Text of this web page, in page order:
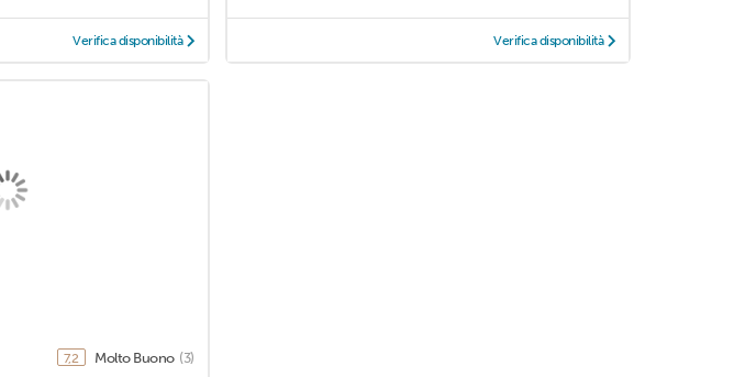
Verifica disponibilità Verifica disponibilità
7,2 Molto Buono (3)